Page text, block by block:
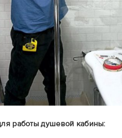
работы душевой кабины: